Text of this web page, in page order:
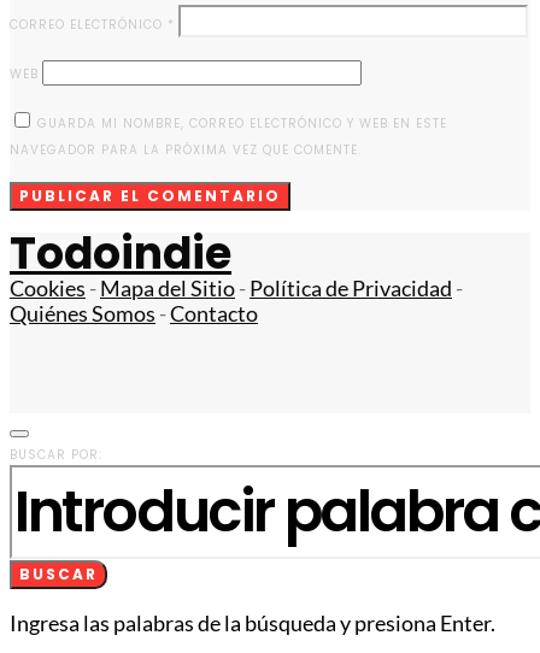
CORREO ELECTRÓNICO *
WEB
GUARDA MI NOMBRE, CORREO ELECTRÓNICO Y WEB EN ESTE
NAVEGADOR PARA LA PRÓXIMA VEZ QUE COMENTE.
Todoindie
Cookies -Mapa del Sitio-Política de Privacidad -
Quiénes Somos -Contacto
BUSCAR POR:
BUSCAR
Ingresa las palabras de la búsqueda y presiona Enter.